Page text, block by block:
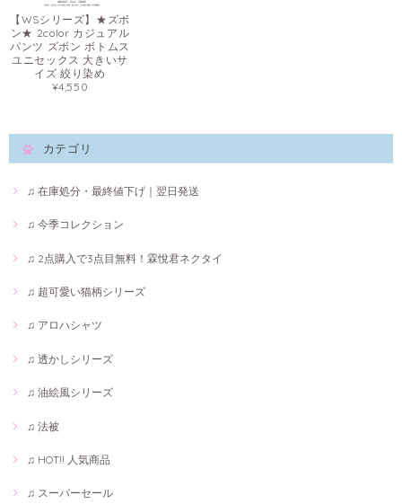
【WSシリーズ】★ズボ
ン★ 2color カジュアル
パンツ ズボン ボトムス
ユニセックス 大きいサ
イズ 絞り染め
¥4,550
カテゴリ
♫ 在庫処分・最終値下げ｜翌日発送
♫ 今季コレクション
♫ 2点購入で3点目無料！霖悅君ネクタイ
♫ 超可愛い猫柄シリーズ
♫ アロハシャツ
♫ 透かしシリーズ
♫ 油絵風シリーズ
♫ 法被
♫ HOT!! 人気商品
♫ スーパーセール